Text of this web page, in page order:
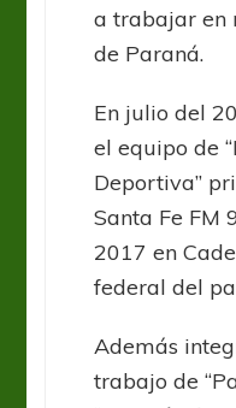
a trabajar en
de Paraná.
En julio del
el equipo de
Deportiva”
Santa Fe FM
2017 en
federal del
Además
trabajo de